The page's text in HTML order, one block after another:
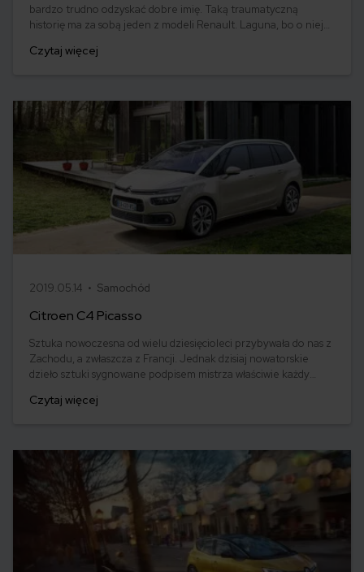
bardzo trudno odzyskać dobre imię. Taką traumatyczną
historię ma za sobą jeden z modeli Renault. Laguna, bo o niej
„królową lawet”. Czy to ja złamało? Absolutnie nie. Odmieniona
Czytaj więcej
2019.05.14 • Samochód
Citroen C4 Picasso
Sztuka nowoczesna od wielu dziesięcioleci przybywała do nas z
Zachodu, a zwłaszcza z Francji. Jednak dzisiaj nowatorskie
dzieło sztuki sygnowane podpisem mistrza właściwie każdy
symbolem C4 Picasso. Co warto wiedzieć o tym aucie?
Czytaj więcej